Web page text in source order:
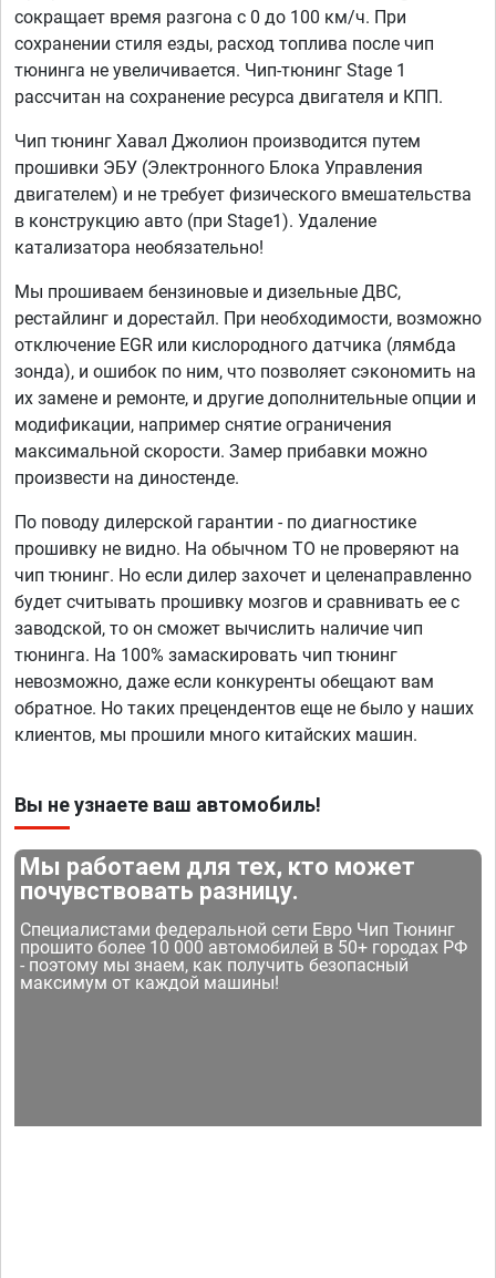
сокращает время разгона с 0 до 100 км/ч. При
сохранении стиля езды, расход топлива после чип
тюнинга не увеличивается. Чип-тюнинг Stage 1
рассчитан на сохранение ресурса двигателя и КПП.
Чип тюнинг Хавал Джолион производится путем
прошивки ЭБУ (Электронного Блока Управления
двигателем) и не требует физического вмешательства
в конструкцию авто (при Stage1). Удаление
катализатора необязательно!
Мы прошиваем бензиновые и дизельные ДВС,
рестайлинг и дорестайл. При необходимости, возможно
отключение EGR или кислородного датчика (лямбда
зонда), и ошибок по ним, что позволяет сэкономить на
их замене и ремонте, и другие дополнительные опции и
модификации, например снятие ограничения
максимальной скорости. Замер прибавки можно
произвести на диностенде.
По поводу дилерской гарантии - по диагностике
прошивку не видно. На обычном ТО не проверяют на
чип тюнинг. Но если дилер захочет и целенаправленно
будет считывать прошивку мозгов и сравнивать ее с
заводской, то он сможет вычислить наличие чип
тюнинга. На 100% замаскировать чип тюнинг
невозможно, даже если конкуренты обещают вам
обратное. Но таких прецендентов еще не было у наших
клиентов, мы прошили много китайских машин.
Вы не узнаете ваш автомобиль!
Мы работаем для тех, кто может
почувствовать разницу.
Специалистами федеральной сети Евро Чип Тюнинг
прошито более 10 000 автомобилей в 50+ городах РФ
- поэтому мы знаем, как получить безопасный
максимум от каждой машины!